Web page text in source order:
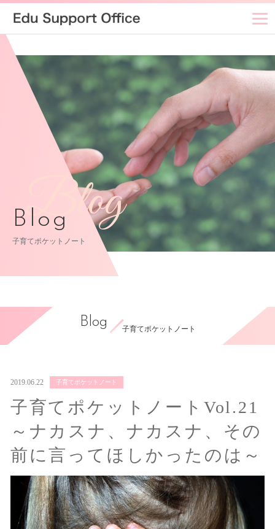
Blog
Blog
子育てポケットノート
Blog
子育てポケットノート
2019.06.22 子育てポケットノート
子育てポケットノートVol.21
～ナカスナ、ナカスナ、その
前に言ってほしかったのは～